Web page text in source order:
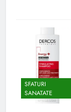
SFATURI
SANATATE